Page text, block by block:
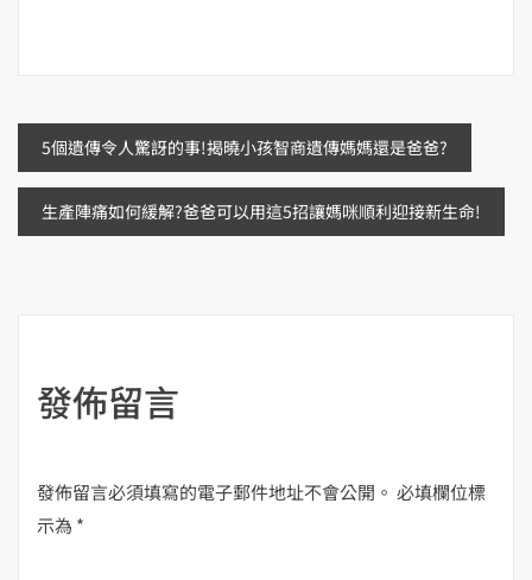
文
章
5個遺傳令人驚訝的事!揭曉小孩智商遺傳媽媽還是爸爸?
生產陣痛如何緩解?爸爸可以用這5招讓媽咪順利迎接新生命!
發佈留言
發佈留言必須填寫的電子郵件地址不會公開。 必填欄位標
示為 *